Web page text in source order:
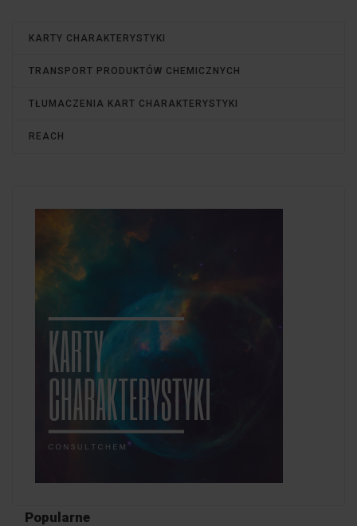
KARTY CHARAKTERYSTYKI
TRANSPORT PRODUKTÓW CHEMICZNYCH
TŁUMACZENIA KART CHARAKTERYSTYKI
REACH
Popularne